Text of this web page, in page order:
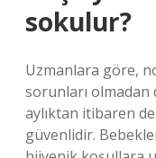
sokulur?
Uzmanlara göre,
sorunları olmadan
aylıktan itibaren
güvenlidir.